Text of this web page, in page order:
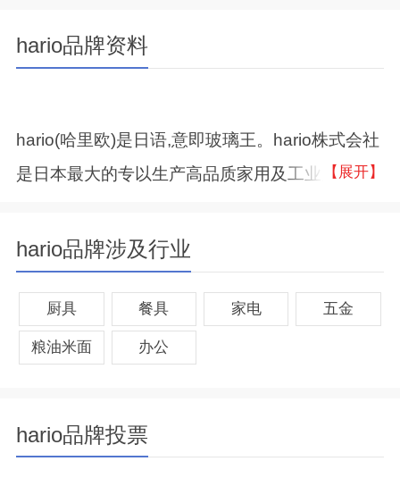
hario品牌资料
hario(哈里欧)是日语,意即玻璃王。hario株式会社
是日本最大的专以生产高品质家用及工业用玻璃
巧、做工完美，其主要特征是耐热温差大，空烧
不破，材质轻盈且不易破损，在亚洲乃至整个国
际市场都享有盛誉。
【展开】
hario品牌涉及行业
厨具 餐具 家电 五金
粮油米面 办公
hario品牌投票